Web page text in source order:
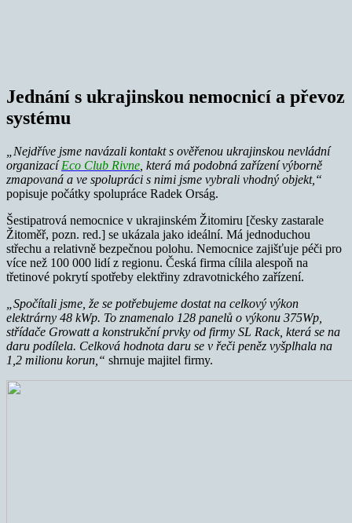
Jednání s ukrajinskou nemocnicí a převoz
systému
„Nejdříve jsme navázali kontakt s ověřenou ukrajinskou nevládní
organizacíEco Club Rivne , která má podobná zařízení výborně
zmapovaná a ve spolupráci s nimi jsme vybrali vhodný objekt,“
popisuje počátky spolupráce Radek Orság.
Šestipatrová nemocnice v ukrajinském Žitomiru [česky zastarale
Žitoměř, pozn. red.] se ukázala jako ideální. Má jednoduchou
střechu a relativně bezpečnou polohu. Nemocnice zajišťuje péči pro
více než 100 000 lidí z regionu. Česká firma cílila alespoň na
třetinové pokrytí spotřeby elektřiny zdravotnického zařízení.
„Spočítali jsme, že se potřebujeme dostat na celkový výkon
elektrárny 48 kWp. To znamenalo 128 panelů o výkonu 375Wp,
střídače Growatt a konstrukční prvky od firmy SL Rack, která se na
daru podílela. Celková hodnota daru se v řeči peněz vyšplhala na
1,2 milionu korun,“ shrnuje majitel firmy.